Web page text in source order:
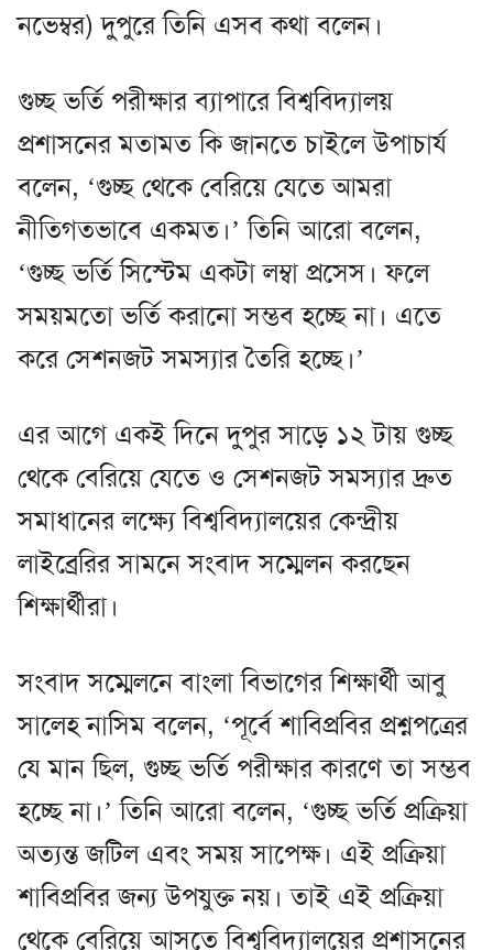
নভেম্বর) দুপুরে তিনি এসব কথা বলেন।
গুচ্ছ ভর্তি পরীক্ষার ব্যাপারে বিশ্ববিদ্যালয়
প্রশাসনের মতামত কি জানতে চাইলে উপাচার্য
বলেন, ‘গুচ্ছ থেকে বেরিয়ে যেতে আমরা
নীতিগতভাবে একমত।’ তিনি আরো বলেন,
‘গুচ্ছ ভর্তি সিস্টেম একটা লম্বা প্রসেস। ফলে
সময়মতো ভর্তি করানো সম্ভব হচ্ছে না। এতে
করে সেশনজট সমস্যার তৈরি হচ্ছে।’
এর আগে একই দিনে দুপুর সাড়ে ১২ টায় গুচ্ছ
থেকে বেরিয়ে যেতে ও সেশনজট সমস্যার দ্রুত
সমাধানের লক্ষ্যে বিশ্ববিদ্যালয়ের কেন্দ্রীয়
লাইব্রেরির সামনে সংবাদ সম্মেলন করছেন
শিক্ষার্থীরা।
সংবাদ সম্মেলনে বাংলা বিভাগের শিক্ষার্থী আবু
সালেহ নাসিম বলেন, ‘পূর্বে শাবিপ্রবির প্রশ্নপত্রের
যে মান ছিল, গুচ্ছ ভর্তি পরীক্ষার কারণে তা সম্ভব
হচ্ছে না।’ তিনি আরো বলেন, ‘গুচ্ছ ভর্তি প্রক্রিয়া
অত্যন্ত জটিল এবং সময় সাপেক্ষ। এই প্রক্রিয়া
শাবিপ্রবির জন্য উপযুক্ত নয়। তাই এই প্রক্রিয়া
থেকে বেরিয়ে আসতে বিশ্ববিদ্যালয়ের প্রশাসনের